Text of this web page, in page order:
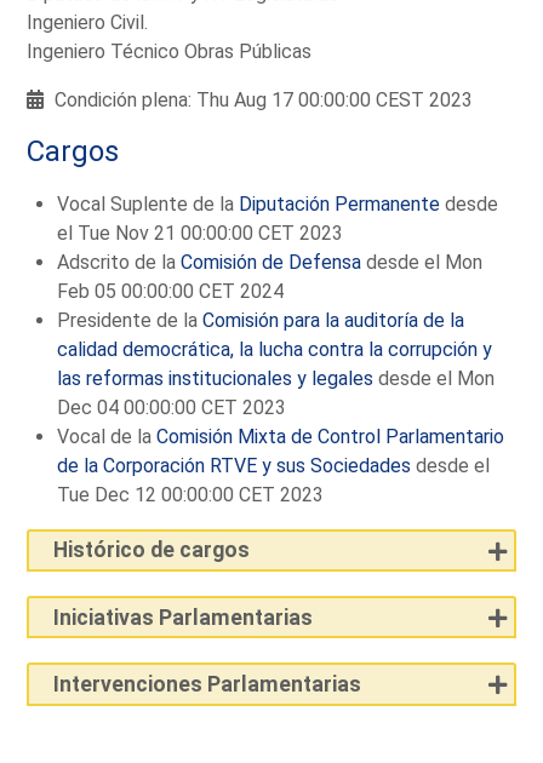
Ingeniero Civil.
Ingeniero Técnico Obras Públicas
Condición plena: Thu Aug 17 00:00:00 CEST 2023
Cargos
Vocal Suplente de la Diputación Permanente desde
el Tue Nov 21 00:00:00 CET 2023
Adscrito de laComisión de Defensa desde el Mon
Feb 05 00:00:00 CET 2024
Presidente de laComisión para la auditoría de la
calidad democrática, la lucha contra la corrupción y
las reformas institucionales y legales desde el Mon
Dec 04 00:00:00 CET 2023
Vocal de laComisión Mixta de Control Parlamentario
de la Corporación RTVE y sus Sociedades desde el
Tue Dec 12 00:00:00 CET 2023
Histórico de cargos
Iniciativas Parlamentarias
Intervenciones Parlamentarias